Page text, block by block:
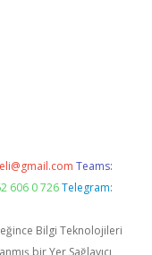
Teams:
606 0 726 Telegram:
Bilgi Teknolojileri
bir Yer Sağlayıcı